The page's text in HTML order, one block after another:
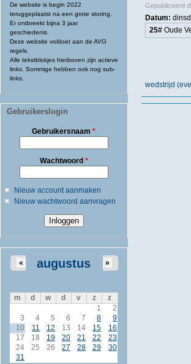
De website is begin 2022
teruggeplaatst na een grote storing.
Er ontbreekt bijna 3 jaar
geschiedenis.
Deze website voldoet aan de AVG
regels.
Alle tekstblokjes hierboven zijn actieve
links. Sommige hebben ook nog sub-
links.
Gebruikerslogin
Gebruikersnaam*
Wachtwoord *
Nieuw account aanmaken
Nieuw wachtwoord aanvragen
augustus
« »
m d w d v z
z
1
2
3
4 5 6 7 8
9
10
11 12 13 14 15
16
17
18 19 20 21 22
23
24
25 26 27 28 29
30
31
Gepubliceerd
Datum:
25# Oude
wedstrijd